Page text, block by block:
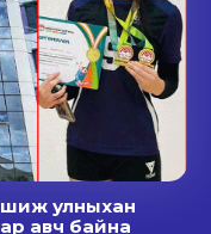
улныхан
авч байна